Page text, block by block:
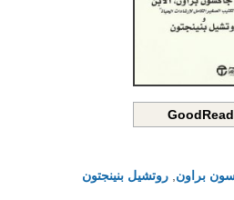
براون روتشيل بنينجتون